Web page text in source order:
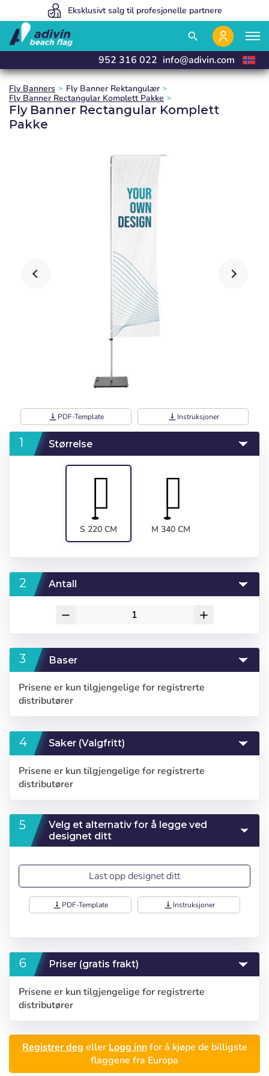
Vi produserer og leverer innen 24 timer
Eksklusivt salg til profesjonelle partnere
Prisene våre er så lave fordi vi selger 100 % på nett
search
952 316 022 info@adivin.com
Fly Banners
Fly Banner Rektangulær
Fly Banner Rectangular Komplett Pakke
Fly Banner Rectangular Komplett
Pakke
vertical_align_bottom PDF-Template vertical_align_bottom Instruksjoner
Størrelse
S 220 CM M 340 CM
Antall
remove add
Baser
Prisene er kun tilgjengelige for registrerte
distributører
Saker (Valgfritt)
Prisene er kun tilgjengelige for registrerte
distributører
Velg et alternativ for å legge ved
designet ditt
Last opp designet ditt
vertical_align_bottom PDF-Template vertical_align_bottom Instruksjoner
Priser (gratis frakt)
Prisene er kun tilgjengelige for registrerte
distributører
Registrer deg eller Logg innfor å kjøpe de billigste
flaggene fra Europa